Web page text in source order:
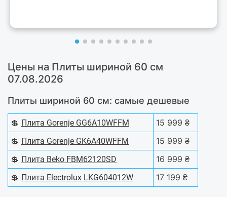
Цены на Плиты шириной 60 см
07.08.2026
Плиты шириной 60 см: самые дешевые
💲 Плита Gorenje GG6A10WFFM
15 999 ₴
💲 Плита Gorenje GK6A40WFFM
15 999 ₴
💲 Плита Beko FBM62120SD
16 999 ₴
💲 Плита Electrolux LKG604012W 17 199 ₴